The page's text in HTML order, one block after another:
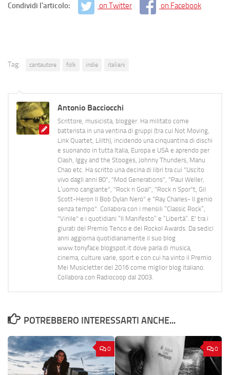
Condividi l'articolo: on Twitter on Facebook
Tag: cantautore folk indie italiani
Antonio Bacciocchi
Scrittore, musicista, blogger. Ha militato come
batterista in una ventina di gruppi (tra cui Not Moving,
Link Quartet, Lilith), incidendo una cinquantina di dischi
e suonando in tutta Italia, Europa e USA e aprendo per
Clash, Iggy and the Stooges, Johnny Thunders, Manu
Chao etc. Ha scritto una decina di libri tra cui "Uscito
vivo dagli anni 80", "Mod Generations", "Paul Weller,
L’uomo cangiante", "Rock n Goal", "Rock n Spor"t, Gil
Scott-Heron Il Bob Dylan Nero" e "Ray Charles- Il genio
senza tempo". Collabora con i mensili “Classic Rock”,
"Vinile" e i quotidiani “Il Manifesto” e “Libertà”. E' tra i
giurati del Premio Tenco e del Rockol Awards. Da sedici
anni aggiorna quotidianamente il suo blog
www.tonyface.blogspot.it dove parla di musica,
cinema, culture varie, sport e con cui ha vinto il Premio
Mei Musicletter del 2016 come miglior blog italiano.
Collabora con Radiocoop dal 2003.
POTREBBERO INTERESSARTI ANCHE...
0 0